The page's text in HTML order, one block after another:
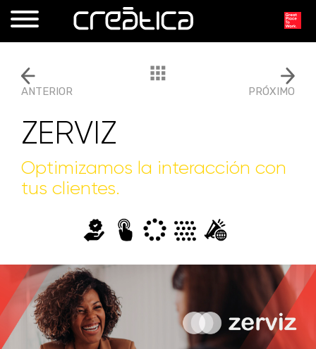
ANTERIOR PRÓXIMO
ZERVIZ
Optimizamos la interacción con
tus clientes.